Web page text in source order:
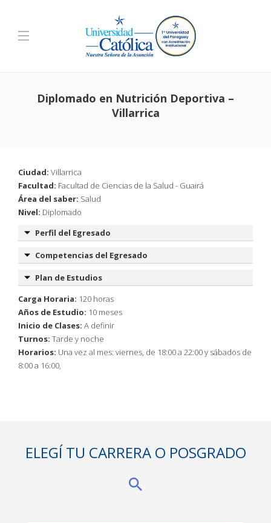
Diplomado en Nutrición Deportiva –
Villarrica
Ciudad: Villarrica
Facultad: Facultad de Ciencias de la Salud - Guairá
Área del saber: Salud
Nivel: Diplomado
Perfil del Egresado
Competencias del Egresado
Plan de Estudios
Carga Horaria: 120 horas
Años de Estudio: 10 meses
Inicio de Clases: A definir
Turnos: Tarde y noche
Horarios: Una vez al mes: viernes, de 18:00 a 22:00 y sábados de
8:00 a 16:00,
ELEGÍ TU CARRERA O POSGRADO